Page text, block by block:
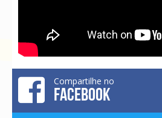
Compartilhe no
FACEBOOK